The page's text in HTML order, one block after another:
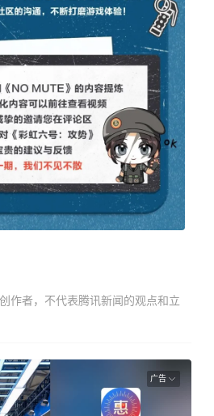
作者，不代表腾讯新闻的观点和立
广告